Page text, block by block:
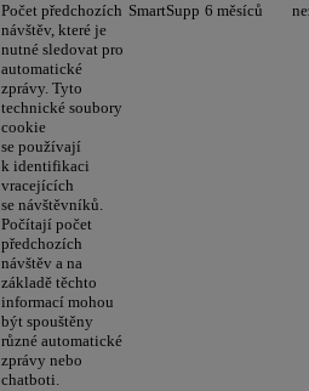
Počet předchozích
návštěv, které je
nutné sledovat pro
automatické
zprávy. Tyto
technické soubory
cookie
se používají
k identifikaci
vracejících
se návštěvníků.
Počítají počet
předchozích
návštěv a na
základě těchto
informací mohou
být spouštěny
různé automatické
zprávy nebo
chatboti.
SmartSupp 6 měsíců